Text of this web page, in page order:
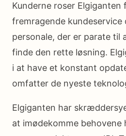
Kunderne roser Elgiganten
fremragende kundeservice
personale, der er parate til
finde den rette løsning.
i at have et konstant
omfatter de nyeste
Elgiganten har
at imødekomme behovene